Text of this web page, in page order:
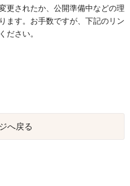
更されたか、公開準備中などの理
ます。お手数ですが、下記のリン
ださい。
へ戻る